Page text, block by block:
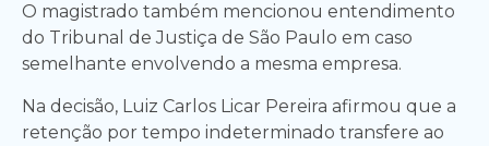
O magistrado também mencionou entendimento
do Tribunal de Justiça de São Paulo em caso
semelhante envolvendo a mesma empresa.
Na decisão, Luiz Carlos Licar Pereira afirmou que a
retenção por tempo indeterminado transfere ao